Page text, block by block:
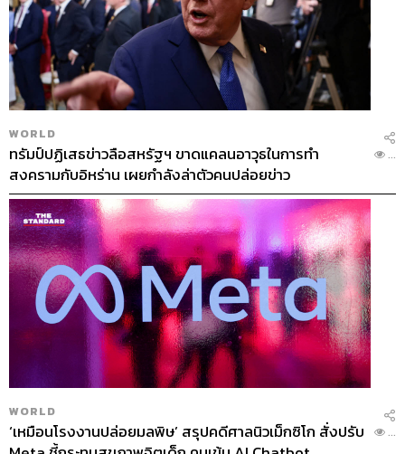
WORLD
ทรัมป์ปฏิเสธข่าวลือสหรัฐฯ ขาดแคลนอาวุธในการทำ
สงครามกับอิหร่าน เผยกำลังล่าตัวคนปล่อยข่าว
...
WORLD
‘เหมือนโรงงานปล่อยมลพิษ’ สรุปคดีศาลนิวเม็กซิโก สั่งปรับ
...